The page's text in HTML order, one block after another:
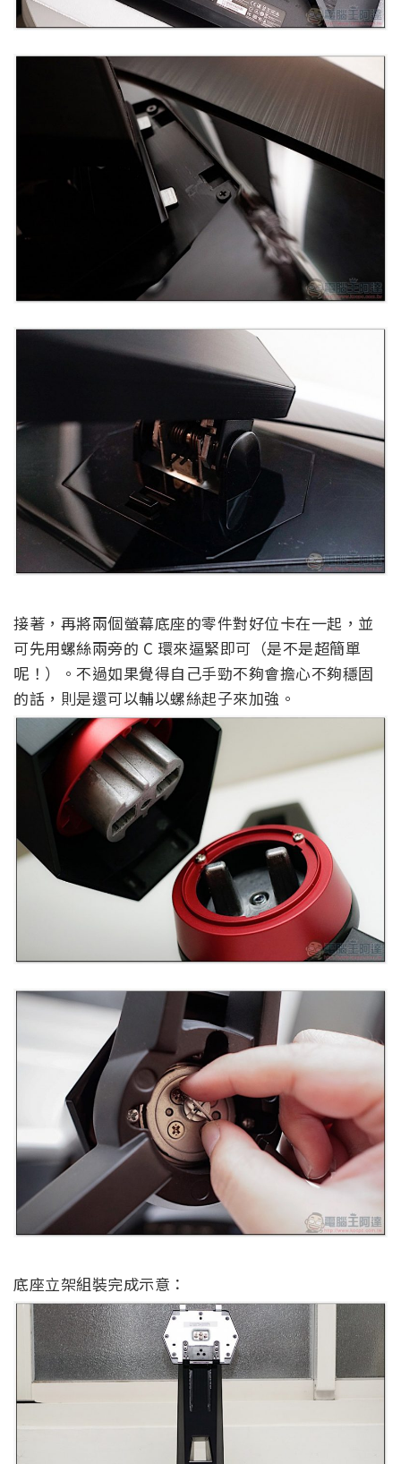
接著，再將兩個螢幕底座的零件對好位卡在一起，並
可先用螺絲兩旁的 C 環來逼緊即可（是不是超簡單
呢！）。不過如果覺得自己手勁不夠會擔心不夠穩固
的話，則是還可以輔以螺絲起子來加強。
底座立架組裝完成示意：